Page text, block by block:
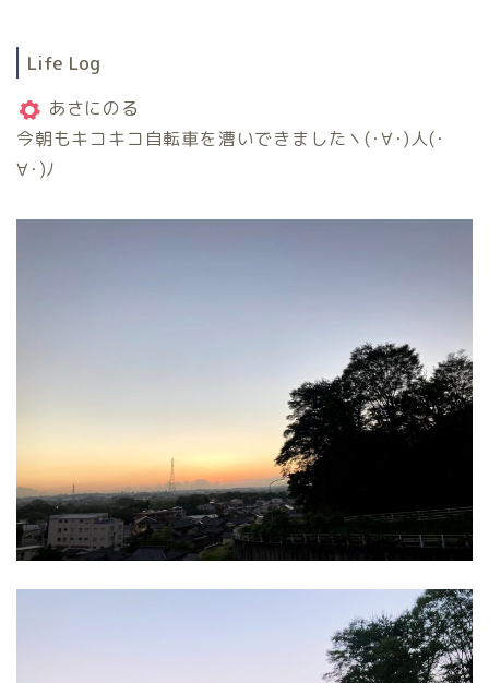
Life Log
あさにのる
今朝もキコキコ自転車を漕いできましたヽ(･∀･)人(･
∀･)ﾉ